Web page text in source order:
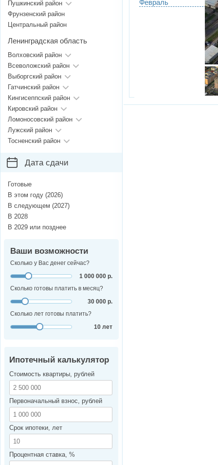
Февраль
Пушкинский район
Фрунзенский район
Центральный район
Ленинградская область
Волховский район
Всеволожский район
Выборгский район
Гатчинский район
Кингисеппский район
Кировский район
Ломоносовский район
Лужский район
Тосненский район
Дата сдачи
Готовые
В этом году (2026)
В следующем (2027)
В 2028
В 2029 или позднее
Ваши возможности
Сколько у Вас денег сейчас?
1 000 000 р.
Сколько готовы платить в месяц?
30 000 р.
Сколько лет готовы платить?
10 лет
Ипотечный калькулятор
Стоимость квартиры, рублей
Первоначальный взнос, рублей
Срок ипотеки, лет
Процентная ставка, %